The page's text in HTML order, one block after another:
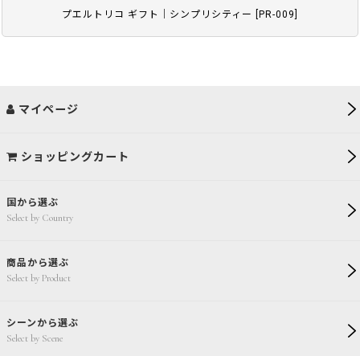
プエルトリコ ギフト｜シンプリシティー PR-009
国から選ぶ
Select by Country
商品から選ぶ
Select by Product
シーンから選ぶ
Select by Scene
マイページ
ショッピングカート